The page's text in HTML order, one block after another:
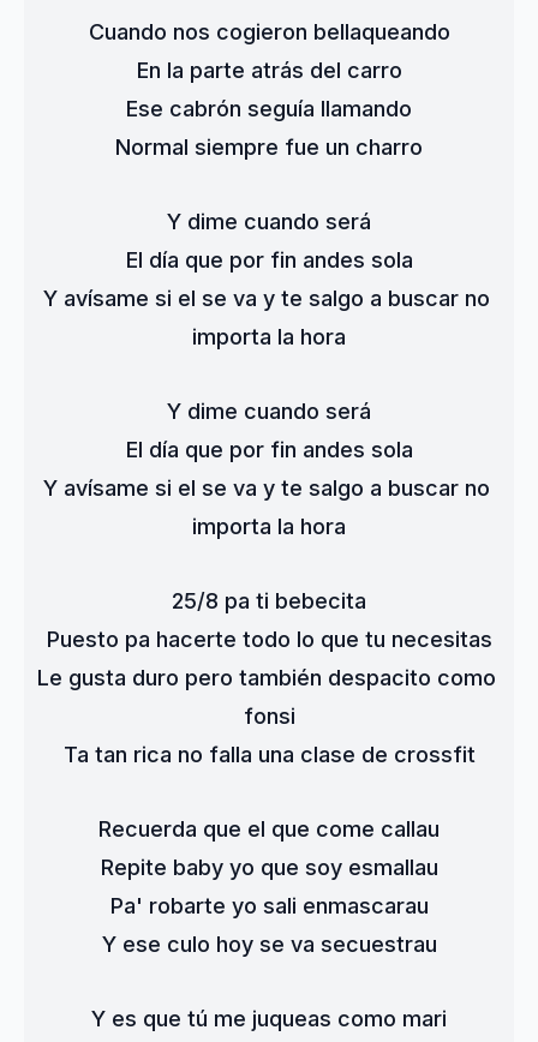
Cuando nos cogieron bellaqueando
En la parte atrás del carro
Ese cabrón seguía llamando
Normal siempre fue un charro
Y dime cuando será
El día que por fin andes sola
Y avísame si el se va y te salgo a buscar no
importa la hora
Y dime cuando será
El día que por fin andes sola
Y avísame si el se va y te salgo a buscar no
importa la hora
25/8 pa ti bebecita
Puesto pa hacerte todo lo que tu necesitas
Le gusta duro pero también despacito como
fonsi
Ta tan rica no falla una clase de crossfit
Recuerda que el que come callau
Repite baby yo que soy esmallau
Pa' robarte yo sali enmascarau
Y ese culo hoy se va secuestrau
Y es que tú me juqueas como mari